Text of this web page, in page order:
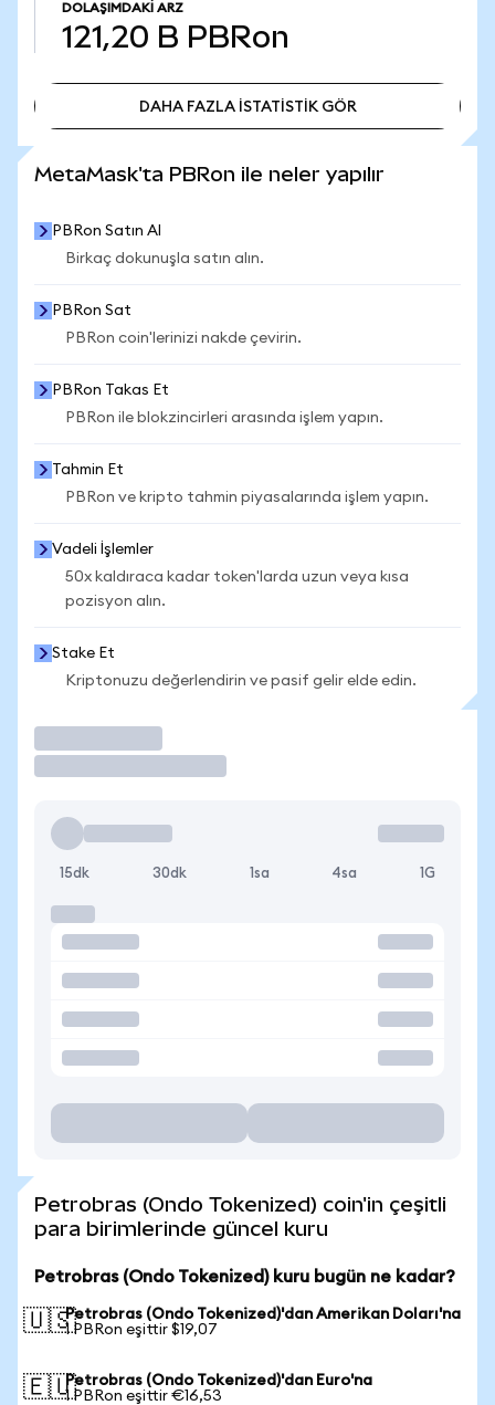
DOLAŞIMDAKI ARZ
121,20 B PBRon
DAHA FAZLA İSTATİSTİK GÖR
MetaMask'ta PBRon ile neler yapılır
PBRon Satın Al
Birkaç dokunuşla satın alın.
PBRon Sat
PBRon coin'lerinizi nakde çevirin.
PBRon Takas Et
PBRon ile blokzincirleri arasında işlem yapın.
Tahmin Et
PBRon ve kripto tahmin piyasalarında işlem yapın.
Vadeli İşlemler
50x kaldıraca kadar token'larda uzun veya kısa
pozisyon alın.
Stake Et
Kriptonuzu değerlendirin ve pasif gelir elde edin.
15dk 30dk 1sa 4sa 1G
Petrobras (Ondo Tokenized) coin'in çeşitli
para birimlerinde güncel kuru
Petrobras (Ondo Tokenized) kuru bugün ne kadar?
🇺🇸Petrobras (Ondo Tokenized)'dan Amerikan Doları'na
1 PBRon eşittir $19,07
🇪🇺Petrobras (Ondo Tokenized)'dan Euro'na
1 PBRon eşittir €16,53